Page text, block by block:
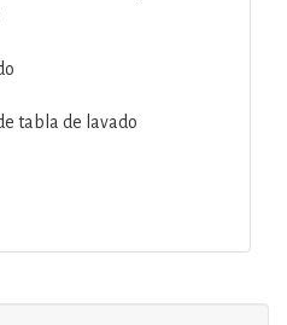
tabla de lavado